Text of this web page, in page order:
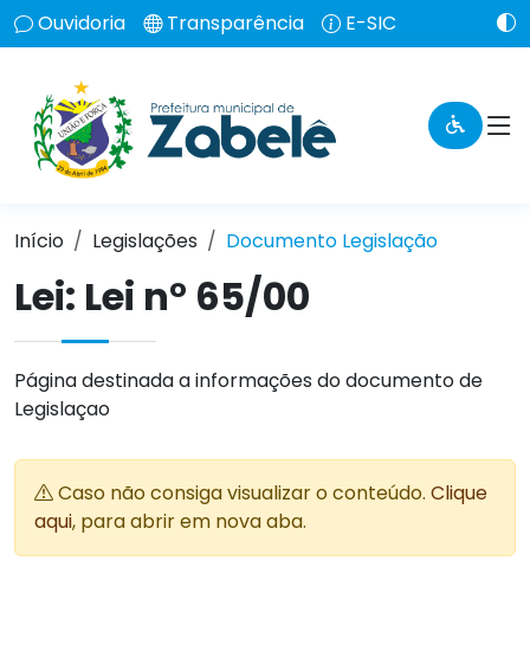
Ouvidoria Transparência E-SIC
Início Legislações Documento Legislação
Lei: Lei n° 65/00
Página destinada a informações do documento de
Legislaçao
Caso não consiga visualizar o conteúdo. Clique
aqui, para abrir em nova aba.